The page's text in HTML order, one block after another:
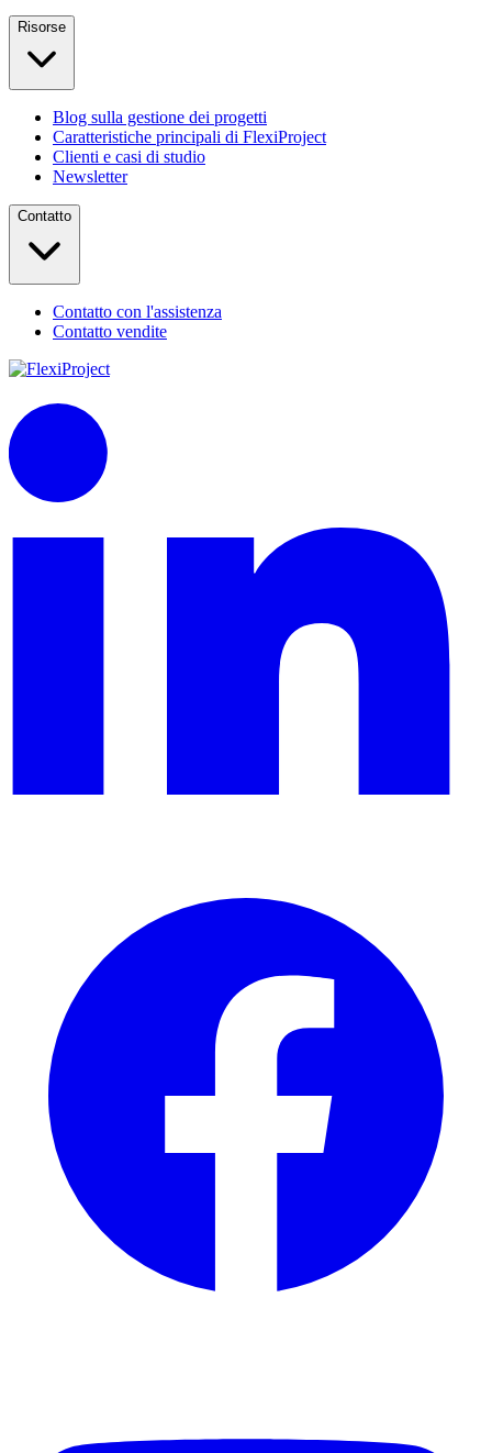
Risorse
Blog sulla gestione dei progetti
Caratteristiche principali di FlexiProject
Clienti e casi di studio
Newsletter
Contatto
Contatto con l'assistenza
Contatto vendite